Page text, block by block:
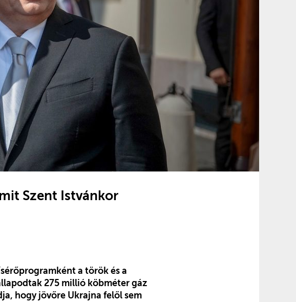
Szent Istvánkor
a török és a
275 millió köbméter gáz
hogy jövőre Ukrajna felől sem